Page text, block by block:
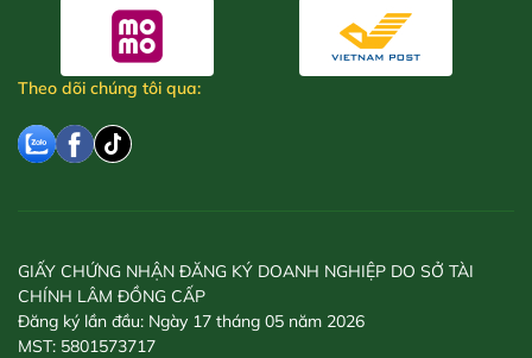
Theo dõi chúng tôi qua:
GIẤY CHỨNG NHẬN ĐĂNG KÝ DOANH NGHIỆP DO SỞ TÀI
CHÍNH LÂM ĐỒNG CẤP
Đăng ký lần đầu: Ngày 17 tháng 05 năm 2026
MST: 5801573717